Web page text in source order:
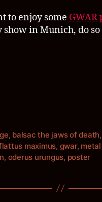
to enjoy some GWAR
show in Munich, do
, balsac the jaws of death,
maximus, gwar,
, oderus urungus, poster